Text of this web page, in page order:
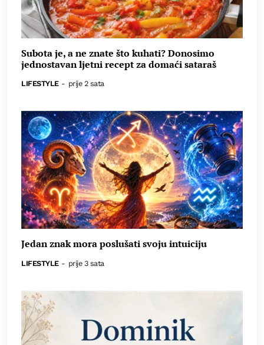
Subota je, a ne znate što kuhati? Donosimo
jednostavan ljetni recept za domaći sataraš
LIFESTYLE - prije 2 sata
Jedan znak mora poslušati svoju intuiciju
LIFESTYLE - prije 3 sata